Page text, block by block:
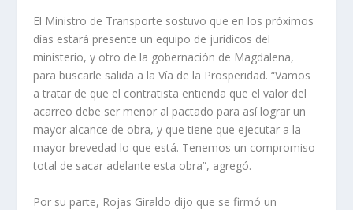
El Ministro de Transporte sostuvo que en los próximos
días estará presente un equipo de jurídicos del
ministerio, y otro de la gobernación de Magdalena,
para buscarle salida a la Vía de la Prosperidad. “Vamos
a tratar de que el contratista entienda que el valor del
acarreo debe ser menor al pactado para así lograr un
mayor alcance de obra, y que tiene que ejecutar a la
mayor brevedad lo que está. Tenemos un compromiso
total de sacar adelante esta obra”, agregó.
Por su parte, Rojas Giraldo dijo que se firmó un